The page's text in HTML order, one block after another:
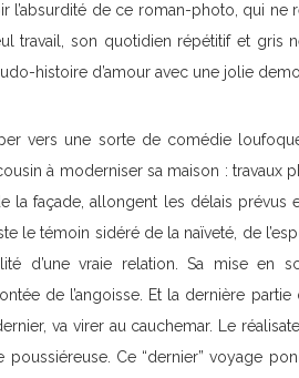
l’absurdité de ce roman-photo, qui ne
travail, son quotidien répétitif et gris
histoire d’amour avec une jolie
vers une sorte de comédie
à moderniser sa maison : travaux
la façade, allongent les délais prévus
le témoin sidéré de la naïveté, de
d’une vraie relation. Sa mise en
de l’angoisse. Et la dernière
va virer au cauchemar. Le
poussiéreuse. Ce “dernier” voyage